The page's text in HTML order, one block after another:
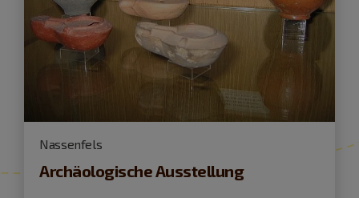
Nassenfels
Archäologische Ausstellung